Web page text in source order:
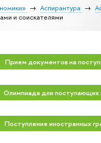
Аспирантура
и соискателями
Прием документов на
Олимпиада для поступающих
Поступление иностранных